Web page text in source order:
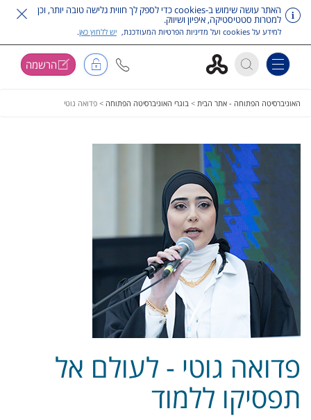
האתר עושה שימוש ב-cookies כדי לספק לך חווית גלישה טובה יותר, וכן
למטרות סטטיסטיקה, איפיון ושיווק.
למידע על cookies ועל מדיניות הפרטיות המעודכנת, יש ללחוץ כאן.
Toggle navigation הרשמה
האוניברסיטה הפתוחה - אתר הבית > בוגרי האוניברסיטה הפתוחה > פדואה גוטי
פדואה גוטי - לעולם אל
תפסיקו ללמוד